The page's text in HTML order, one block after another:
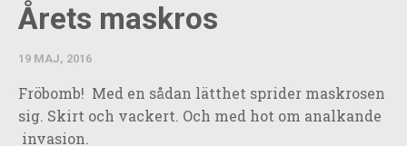
Årets maskros
19 MAJ, 2016
Fröbomb! Med en sådan lätthet sprider maskrosen
sig. Skirt och vackert. Och med hot om analkande
invasion.